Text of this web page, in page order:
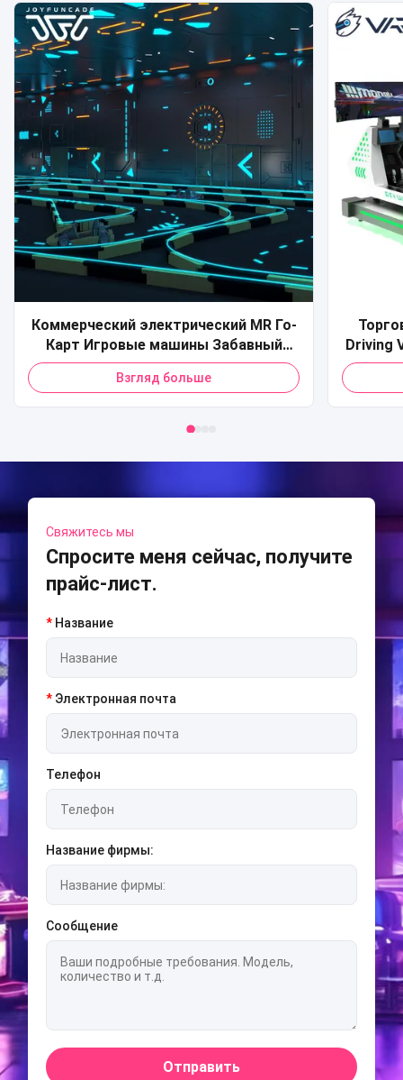
Коммерческий электрический MR Го-
Карт Игровые машины Забавный
парк Внутренний MR Го-Карт
Взрослые и дети Автомобили для
бампера для продажи
Взгляд больше
Driving
Свяжитесь мы
Спросите меня сейчас, получите
прайс-лист.
* Название
* Электронная почта
Телефон
Название фирмы:
Сообщение
Отправить